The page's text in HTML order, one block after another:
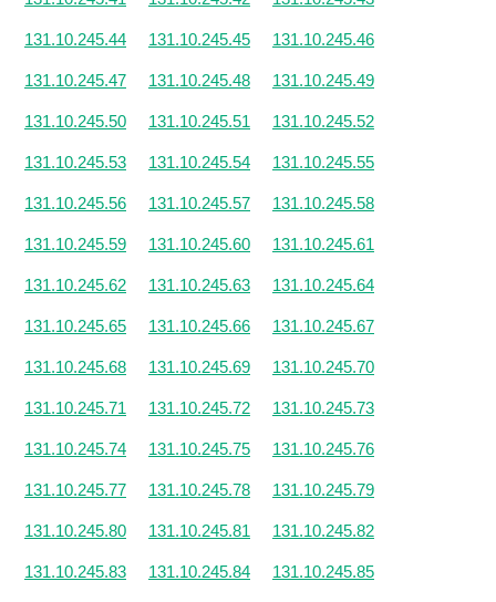
131.10.245.44 131.10.245.45 131.10.245.46
131.10.245.47 131.10.245.48 131.10.245.49
131.10.245.50 131.10.245.51 131.10.245.52
131.10.245.53 131.10.245.54 131.10.245.55
131.10.245.56 131.10.245.57 131.10.245.58
131.10.245.59 131.10.245.60 131.10.245.61
131.10.245.62 131.10.245.63 131.10.245.64
131.10.245.65 131.10.245.66 131.10.245.67
131.10.245.68 131.10.245.69 131.10.245.70
131.10.245.71 131.10.245.72 131.10.245.73
131.10.245.74 131.10.245.75 131.10.245.76
131.10.245.77 131.10.245.78 131.10.245.79
131.10.245.80 131.10.245.81 131.10.245.82
131.10.245.83 131.10.245.84 131.10.245.85